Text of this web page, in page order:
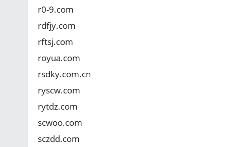
r0-9.com
rdfjy.com
rftsj.com
royua.com
rsdky.com.cn
ryscw.com
rytdz.com
scwoo.com
sczdd.com